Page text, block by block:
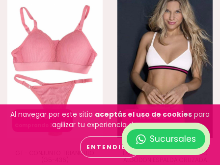
Al navegar por este sitio aceptás el uso de cookies para
agilizar tu experiencia de compra.
ENTENDIDO
10% OFF
Comprando 3 o más
GT - CONJUNTO TRIANGULO
10% OFF
Comprando 3 o más
LARA - CONJUNTO TRIANGULO
ALGODON ESPALDA CRUZADA
Sucursales